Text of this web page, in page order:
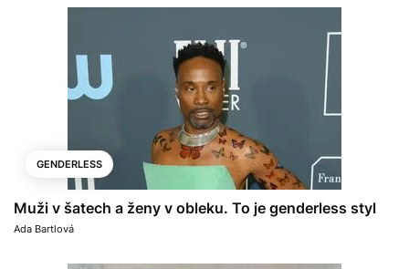
GENDERLESS
Muži v šatech a ženy v obleku. To je genderless styl
Ada Bartlová